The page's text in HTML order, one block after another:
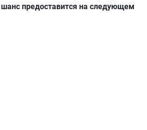
шанс предоставится на следующем